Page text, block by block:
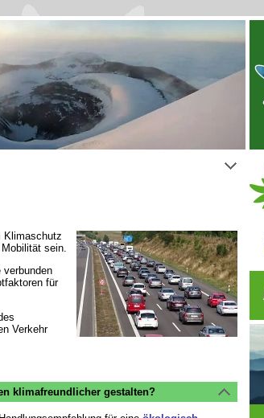
Klimaschutz
sein.
für
Verkehr
klimafreundlicher gestalten?